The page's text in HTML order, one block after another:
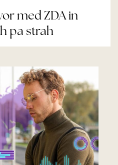
med ZDA in
pa strah